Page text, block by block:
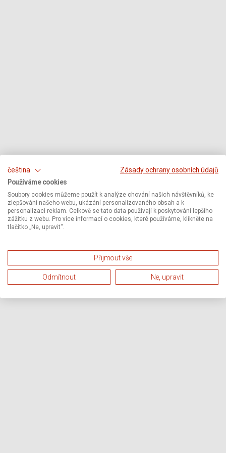
čeština
Zásady ochrany osobních údajů
Používáme cookies
Soubory cookies můžeme použít k analýze chování našich návštěvníků, ke
zlepšování našeho webu, ukázání personalizovaného obsah a k
personalizaci reklam. Celkově se tato data používají k poskytování lepšího
zážitku z webu. Pro více informací o cookies, které používáme, klikněte na
tlačítko „Ne, upravit“.
Přijmout vše
Odmítnout Ne, upravit